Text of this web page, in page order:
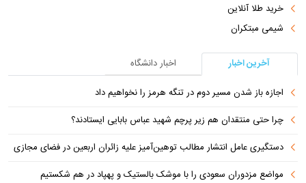
خرید طلا آنلاین
شیمی مبتکران
آخرین اخبار
اخبار دانشگاه
اجازه باز شدن مسیر دوم در تنگه هرمز را نخواهیم داد
چرا حتی منتقدان هم زیر پرچم شهید عباس بابایی ایستادند؟
دستگیری عامل انتشار مطالب توهین‌آمیز علیه زائران اربعین در فضای مجازی
مواضع مزدوران سعودی را با موشک بالستیک و پهپاد در هم شکستیم